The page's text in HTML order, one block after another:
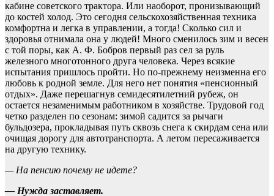
кабине советского трактора. Или наоборот, пронизывающий
до костей холод. Это сегодня сельскохозяйственная техника
комфортна и легка в управлении, а тогда! Сколько сил и
здоровья отнимала она у людей! Много сменилось зим и весен
с той поры, как А. Ф. Бобров первый раз сел за руль
железного многотонного друга человека. Через всякие
испытания пришлось пройти. Но по-прежнему неизменна его
любовь к родной земле. Для него нет понятия «пенсионный
отдых». Даже перешагнув семидесятилетний рубеж, он
остается незаменимым работником в хозяйстве. Трудовой год
четко разделен по сезонам: зимой садится за рычаги
бульдозера, прокладывая путь сквозь снега к скирдам сена или
очищая дорогу для автотранспорта. А летом пересаживается
на другую технику.
— На пенсию почему не идете?
— Нужда заставляет.